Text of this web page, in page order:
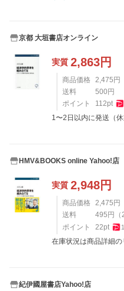
京都 大垣書店オンライン
実質 2,863円
商品価格 2,475 円
送料
500 円
ポイント
112pt
1〜2日以内に発送（休
HMV&BOOKS online Yahoo!店
実質 2,948円
商品価格 2,475 円
送料
495 円 （
ポイント
22pt 1
在庫状況は商品詳細
紀伊國屋書店Yahoo!店